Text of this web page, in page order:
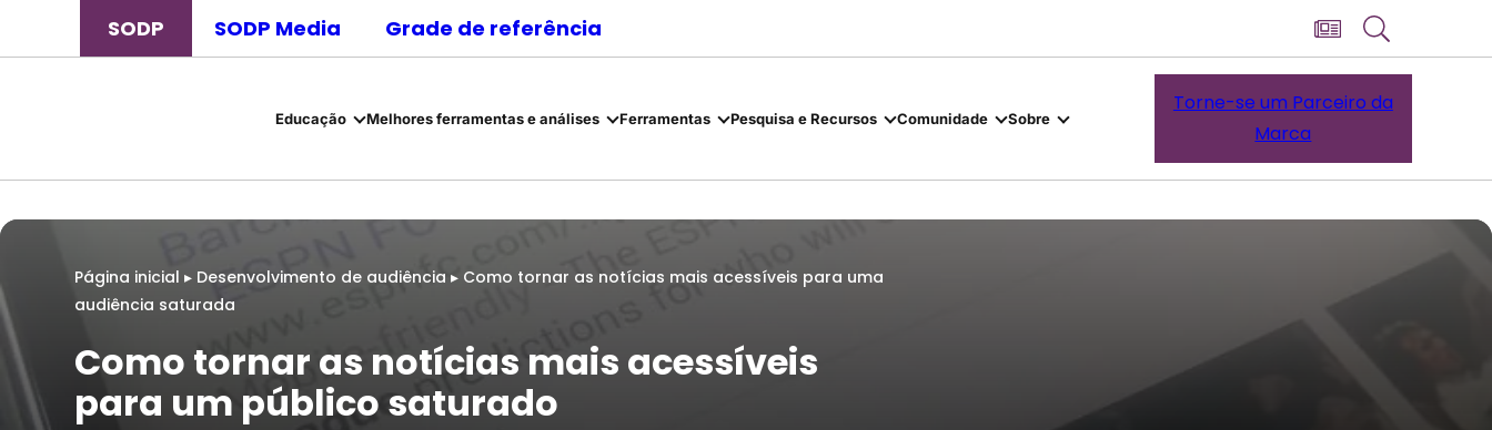
SODP SODP Media Grade de referência
Educação Melhores ferramentas e análises Ferramentas Pesquisa e Recursos Comunidade Sobre
Torne-se um Parceiro da
Marca
Página inicial ▸ Desenvolvimento de audiência ▸ Como tornar as notícias mais acessíveis para uma
audiência saturada
Como tornar as notícias mais acessíveis
para um público saturado